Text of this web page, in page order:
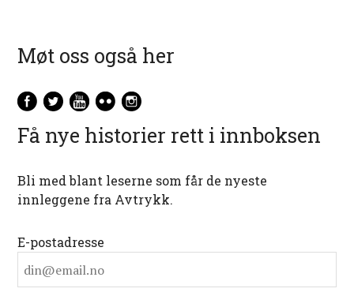
Møt oss også her
Få nye historier rett i innboksen
Bli med blant leserne som får de nyeste
innleggene fra Avtrykk.
E-postadresse